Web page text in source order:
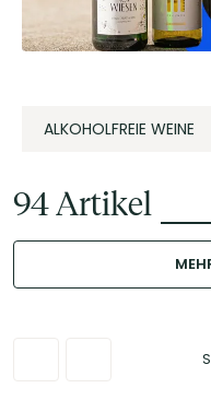
ALKOHOLFREIE WEINE
94Artikel